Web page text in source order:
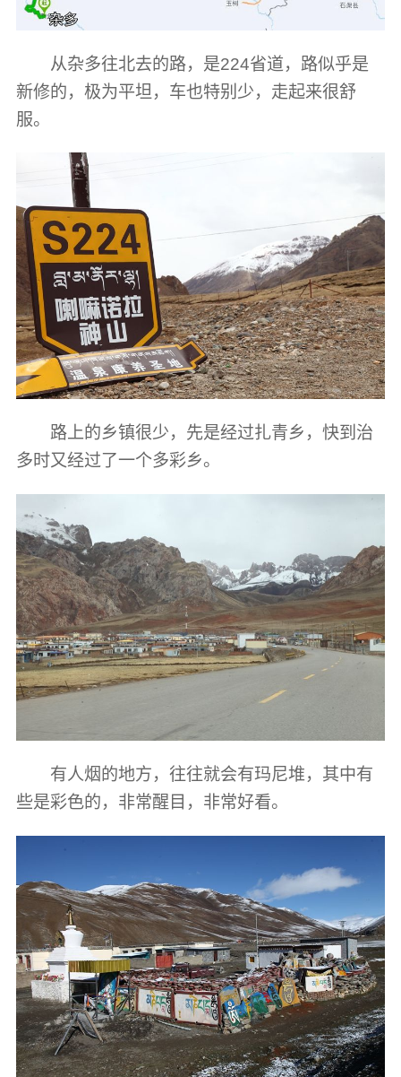
从杂多往北去的路，是224省道，路似乎是
新修的，极为平坦，车也特别少，走起来很舒
服。
路上的乡镇很少，先是经过扎青乡，快到治
多时又经过了一个多彩乡。
有人烟的地方，往往就会有玛尼堆，其中有
些是彩色的，非常醒目，非常好看。